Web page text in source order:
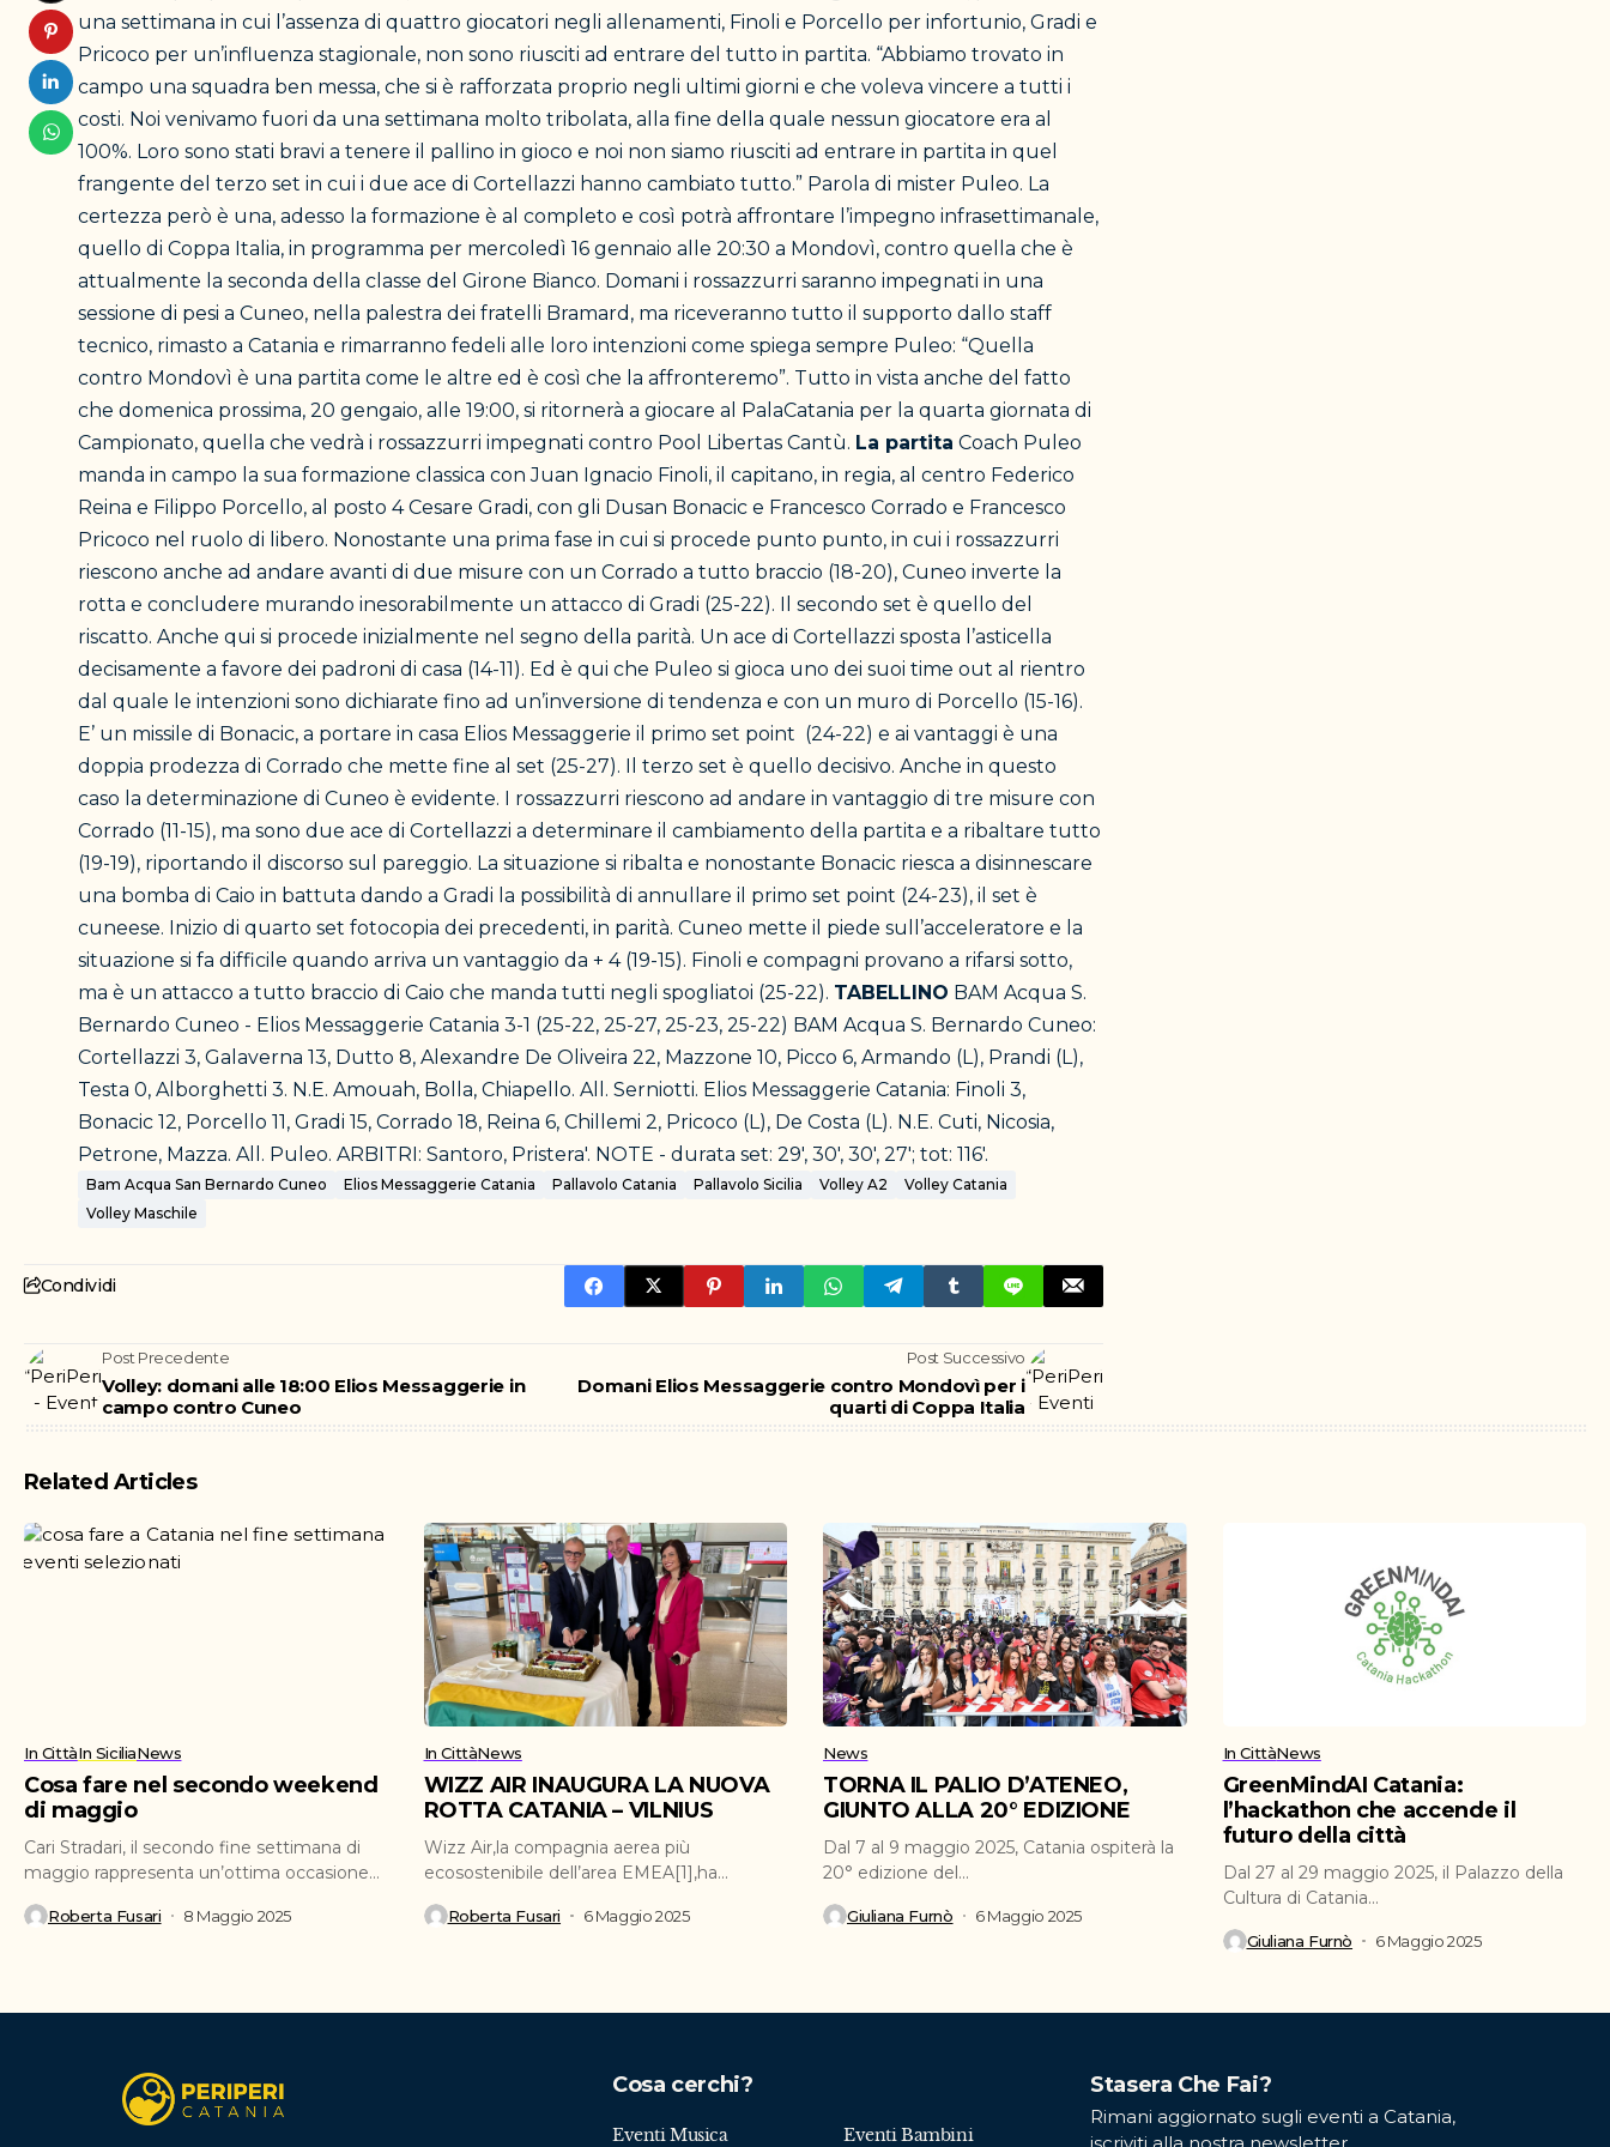
una settimana in cui l’assenza di quattro giocatori negli allenamenti, Finoli e Porcello per infortunio, Gradi e
Pricoco per un’influenza stagionale, non sono riusciti ad entrare del tutto in partita. “Abbiamo trovato in
campo una squadra ben messa, che si è rafforzata proprio negli ultimi giorni e che voleva vincere a tutti i
costi. Noi venivamo fuori da una settimana molto tribolata, alla fine della quale nessun giocatore era al
100%. Loro sono stati bravi a tenere il pallino in gioco e noi non siamo riusciti ad entrare in partita in quel
frangente del terzo set in cui i due ace di Cortellazzi hanno cambiato tutto.” Parola di mister Puleo. La
certezza però è una, adesso la formazione è al completo e così potrà affrontare l’impegno infrasettimanale,
quello di Coppa Italia, in programma per mercoledì 16 gennaio alle 20:30 a Mondovì, contro quella che è
attualmente la seconda della classe del Girone Bianco. Domani i rossazzurri saranno impegnati in una
sessione di pesi a Cuneo, nella palestra dei fratelli Bramard, ma riceveranno tutto il supporto dallo staff
tecnico, rimasto a Catania e rimarranno fedeli alle loro intenzioni come spiega sempre Puleo: “Quella
contro Mondovì è una partita come le altre ed è così che la affronteremo”. Tutto in vista anche del fatto
che domenica prossima, 20 gengaio, alle 19:00, si ritornerà a giocare al PalaCatania per la quarta giornata di
Campionato, quella che vedrà i rossazzurri impegnati contro Pool Libertas Cantù. La partita Coach Puleo
manda in campo la sua formazione classica con Juan Ignacio Finoli, il capitano, in regia, al centro Federico
Reina e Filippo Porcello, al posto 4 Cesare Gradi, con gli Dusan Bonacic e Francesco Corrado e Francesco
Pricoco nel ruolo di libero. Nonostante una prima fase in cui si procede punto punto, in cui i rossazzurri
riescono anche ad andare avanti di due misure con un Corrado a tutto braccio (18-20), Cuneo inverte la
rotta e concludere murando inesorabilmente un attacco di Gradi (25-22). Il secondo set è quello del
riscatto. Anche qui si procede inizialmente nel segno della parità. Un ace di Cortellazzi sposta l’asticella
decisamente a favore dei padroni di casa (14-11). Ed è qui che Puleo si gioca uno dei suoi time out al rientro
dal quale le intenzioni sono dichiarate fino ad un’inversione di tendenza e con un muro di Porcello (15-16).
E’ un missile di Bonacic, a portare in casa Elios Messaggerie il primo set point (24-22) e ai vantaggi è una
doppia prodezza di Corrado che mette fine al set (25-27). Il terzo set è quello decisivo. Anche in questo
caso la determinazione di Cuneo è evidente. I rossazzurri riescono ad andare in vantaggio di tre misure con
Corrado (11-15), ma sono due ace di Cortellazzi a determinare il cambiamento della partita e a ribaltare tutto
(19-19), riportando il discorso sul pareggio. La situazione si ribalta e nonostante Bonacic riesca a disinnescare
una bomba di Caio in battuta dando a Gradi la possibilità di annullare il primo set point (24-23), il set è
cuneese. Inizio di quarto set fotocopia dei precedenti, in parità. Cuneo mette il piede sull’acceleratore e la
situazione si fa difficile quando arriva un vantaggio da + 4 (19-15). Finoli e compagni provano a rifarsi sotto,
ma è un attacco a tutto braccio di Caio che manda tutti negli spogliatoi (25-22). TABELLINO BAM Acqua S.
Bernardo Cuneo - Elios Messaggerie Catania 3-1 (25-22, 25-27, 25-23, 25-22) BAM Acqua S. Bernardo Cuneo:
Cortellazzi 3, Galaverna 13, Dutto 8, Alexandre De Oliveira 22, Mazzone 10, Picco 6, Armando (L), Prandi (L),
Testa 0, Alborghetti 3. N.E. Amouah, Bolla, Chiapello. All. Serniotti. Elios Messaggerie Catania: Finoli 3,
Bonacic 12, Porcello 11, Gradi 15, Corrado 18, Reina 6, Chillemi 2, Pricoco (L), De Costa (L). N.E. Cuti, Nicosia,
Petrone, Mazza. All. Puleo. ARBITRI: Santoro, Pristera'. NOTE - durata set: 29', 30', 30', 27'; tot: 116'.
Bam Acqua San Bernardo Cuneo Elios Messaggerie Catania Pallavolo Catania Pallavolo Sicilia Volley A2
Volley Catania
Volley Maschile
Condividi
Post Precedente
Volley: domani alle 18:00 Elios Messaggerie in
campo contro Cuneo
Post Successivo
Domani Elios Messaggerie contro Mondovì per i
quarti di Coppa Italia
Related Articles
In CittàIn SiciliaNews
Cosa fare nel secondo weekend
di maggio
Cari Stradari, il secondo fine settimana di
maggio rappresenta un’ottima occasione
Roberta Fusari 8 Maggio 2025
In CittàNews
WIZZ AIR INAUGURA LA NUOVA
ROTTA CATANIA – VILNIUS
Wizz Air,la compagnia aerea più
ecosostenibile dell’area EMEA[1],ha
Roberta Fusari 6 Maggio 2025
News
TORNA IL PALIO D’ATENEO,
GIUNTO ALLA 20° EDIZIONE
Dal 7 al 9 maggio 2025, Catania ospiterà la
20° edizione del...
Giuliana Furnò 6 Maggio 2025
In CittàNews
GreenMindAI Catania:
l’hackathon che accende il
futuro della città
Dal 27 al 29 maggio 2025, il Palazzo della
Cultura di Catania...
Giuliana Furnò 6 Maggio 2025
Cosa cerchi?
Eventi Musica Eventi Bambini
Stasera Che Fai?
Rimani aggiornato sugli eventi a Catania,